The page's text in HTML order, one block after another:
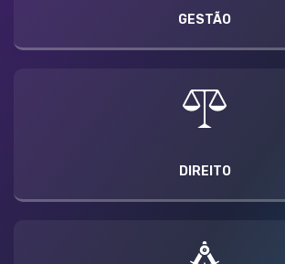
GESTÃO
DIREITO